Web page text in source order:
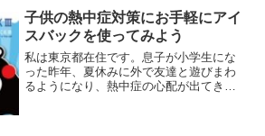
発売する...
子供の熱中症対策にお手軽にアイ
スバックを使ってみよう
私は東京都在住です。息子が小学生にな
った昨年、夏休みに外で友達と遊びまわ
るようになり、熱中症の心配が出てきま